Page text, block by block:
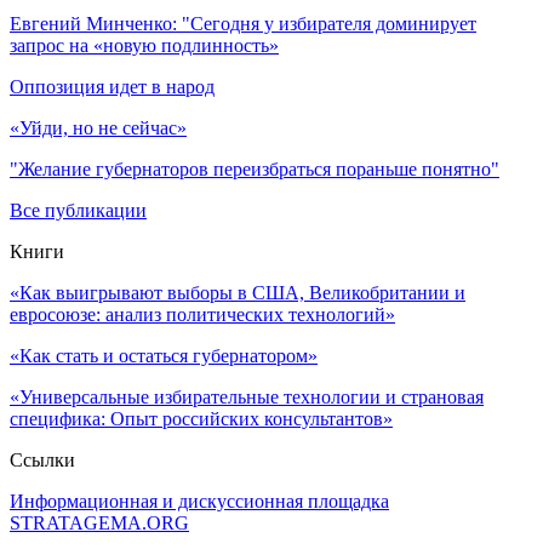
Евгений Минченко: "Сегодня у избирателя доминирует
запрос на «новую подлинность»
Оппозиция идет в народ
«Уйди, но не сейчас»
"Желание губернаторов переизбраться пораньше понятно"
Все публикации
Книги
«Как выигрывают выборы в США, Великобритании и
евросоюзе: анализ политических технологий»
«Как стать и остаться губернатором»
«Универсальные избирательные технологии и страновая
специфика: Опыт российских консультантов»
Ссылки
Информационная и дискуссионная площадка
STRATAGEMA.ORG